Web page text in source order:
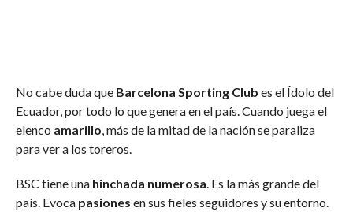
No cabe duda que Barcelona Sporting Club es el Ídolo del
Ecuador, por todo lo que genera en el país. Cuando juega el
elenco amarillo , más de la mitad de la nación se paraliza
para ver a los toreros.
BSC tiene una hinchada numerosa . Es la más grande del
país. Evoca pasiones en sus fieles seguidores y su entorno.